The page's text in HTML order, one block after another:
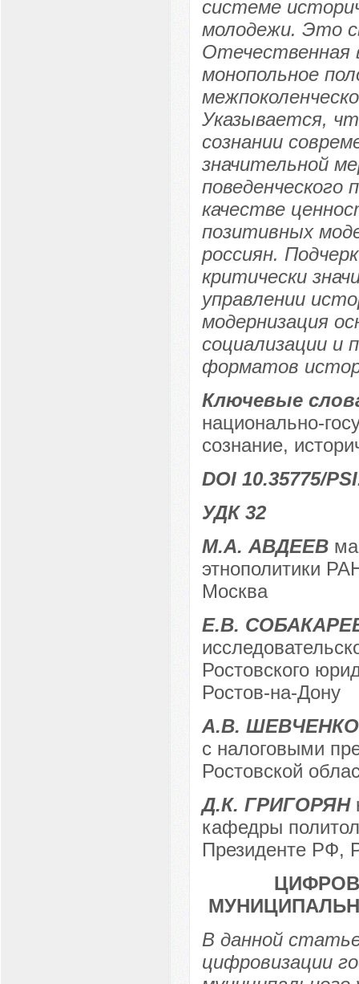
системе
молодежи. Это
Отечественная
монопольное
Указывается,
сознании
значительной
качестве
позитивных
россиян.
критически
управлении
модернизация
социализации и
форматов
Ключевые
национально-
сознание,
DOI 10.35775/
УДК 32
М.А. АВДЕЕВ
этнополитики
Москва
Е.В.
Ростовского
Ростов-на-Дону
А.В. ШЕВЧЕНКО
с налоговыми
Ростовской
Д.К. ГРИГОРЯН
кафедры
Президенте РФ,
В данной
цифровизации